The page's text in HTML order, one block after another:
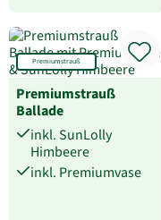
Premiumstrauß
Premiumstrauß
Ballade
inkl. SunLolly
Himbeere
inkl. Premiumvase